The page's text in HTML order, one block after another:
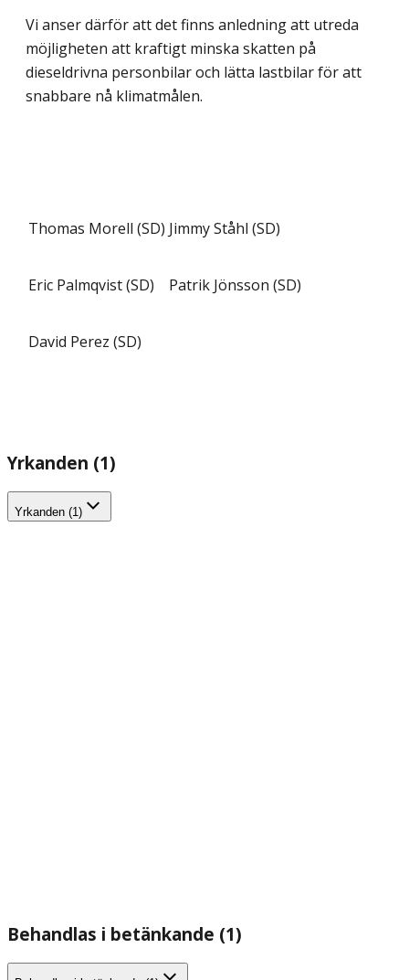
Vi anser därför att det finns anledning att utreda
möjligheten att kraftigt minska skatten på
dieseldrivna personbilar och lätta lastbilar för att
snabbare nå klimatmålen.
Thomas Morell (SD) Jimmy Ståhl (SD)
Eric Palmqvist (SD) Patrik Jönsson (SD)
David Perez (SD)
Yrkanden (1)
Yrkanden (1)
Behandlas i betänkande (1)